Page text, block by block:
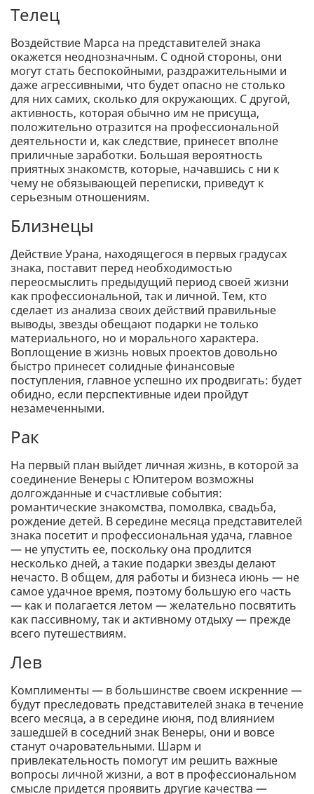
Телец
Воздействие Марса на представителей знака
окажется неоднозначным. С одной стороны, они
могут стать беспокойными, раздражительными и
даже агрессивными, что будет опасно не столько
для них самих, сколько для окружающих. С другой,
активность, которая обычно им не присуща,
положительно отразится на профессиональной
деятельности и, как следствие, принесет вполне
приличные заработки. Большая вероятность
приятных знакомств, которые, начавшись с ни к
чему не обязывающей переписки, приведут к
серьезным отношениям.
Близнецы
Действие Урана, находящегося в первых градусах
знака, поставит перед необходимостью
переосмыслить предыдущий период своей жизни
как профессиональной, так и личной. Тем, кто
сделает из анализа своих действий правильные
выводы, звезды обещают подарки не только
материального, но и морального характера.
Воплощение в жизнь новых проектов довольно
быстро принесет солидные финансовые
поступления, главное успешно их продвигать: будет
обидно, если перспективные идеи пройдут
незамеченными.
Рак
На первый план выйдет личная жизнь, в которой за
соединение Венеры с Юпитером возможны
долгожданные и счастливые события:
романтические знакомства, помолвка, свадьба,
рождение детей. В середине месяца представителей
знака посетит и профессиональная удача, главное
— не упустить ее, поскольку она продлится
несколько дней, а такие подарки звезды делают
нечасто. В общем, для работы и бизнеса июнь — не
самое удачное время, поэтому большую его часть
— как и полагается летом — желательно посвятить
как пассивному, так и активному отдыху — прежде
всего путешествиям.
Лев
Комплименты — в большинстве своем искренние —
будут преследовать представителей знака в течение
всего месяца, а в середине июня, под влиянием
зашедшей в соседний знак Венеры, они и вовсе
станут очаровательными. Шарм и
привлекательность помогут им решить важные
вопросы личной жизни, а вот в профессиональном
смысле придется проявить другие качества —